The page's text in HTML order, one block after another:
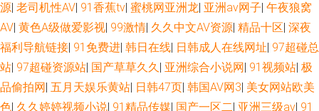
源| 老司机性AV| 91香蕉tv| 蜜桃网亚洲龙| 亚洲av网子| 午夜狼窝
AV| 黄色A级做爱影视| 99激情| 久久中文AV资源| 精品十区| 深夜
福利导航链接| 91免费进| 韩日在线| 日韩成人在线网址| 97超碰总
站| 97超碰资源站| 国产草草久久| 亚洲综合小说网| 91视频站| 极
品偷拍网| 五月天娱乐黄站| 日韩47页| 韩国AV网3| 美女网站欧美
色| 久久婷婷视频小说| 91精品传媒| 国产一区二| 亚洲三级av| 91